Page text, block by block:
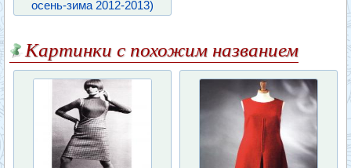
осень-зима 2012-2013)
Картинки с похожим названием